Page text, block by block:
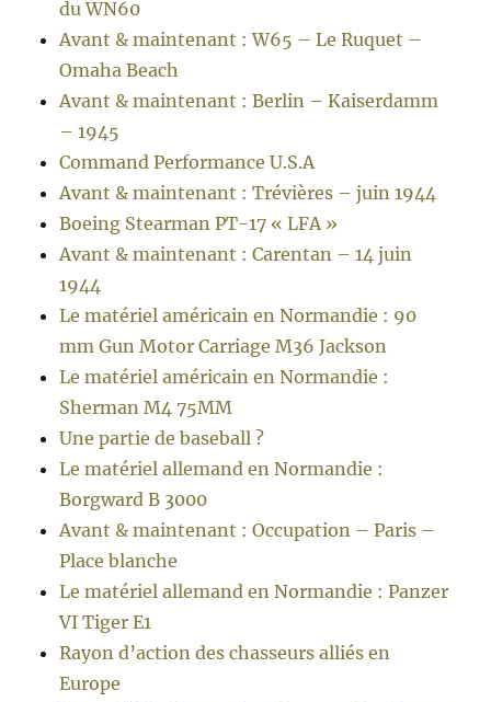
du WN60
Avant & maintenant : W65 – Le Ruquet –
Omaha Beach
Avant & maintenant : Berlin – Kaiserdamm
– 1945
Command Performance U.S.A
Avant & maintenant : Trévières – juin 1944
Boeing Stearman PT-17 « LFA »
Avant & maintenant : Carentan – 14 juin
1944
Le matériel américain en Normandie : 90
mm Gun Motor Carriage M36 Jackson
Le matériel américain en Normandie :
Sherman M4 75MM
Une partie de baseball ?
Le matériel allemand en Normandie :
Borgward B 3000
Avant & maintenant : Occupation – Paris –
Place blanche
Le matériel allemand en Normandie : Panzer
VI Tiger E1
Rayon d’action des chasseurs alliés en
Europe